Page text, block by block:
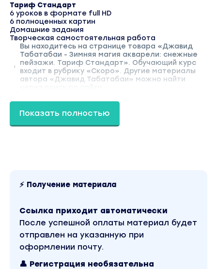
Тариф Стандарт
6 уроков в формате full HD
6 полноценных картин
Домашние задания
Творческая самостоятельная работа
Вы находитесь на странице товара «Джавид
Табатабаи - Зимняя магия акварели: снежные
пейзажи. Тариф Стандарт». Обучающий курс
входит в рубрику «Скоро». Другие материалы
автора «Джавид Табатабаи» можно найти
Показать полностью
⚡ Получение материала
Ссылка приходит автоматически
После успешной оплаты материал будет
отправлен на указанную при
оформлении почту.
👤 Регистрация необязательна